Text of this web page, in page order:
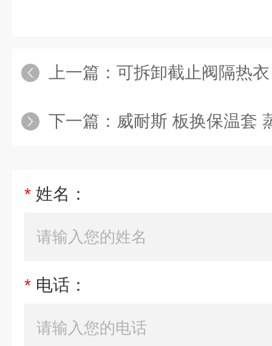
上一篇： 可拆卸截止阀隔热衣 软保
下一篇： 威耐斯 板换保温套 蒸汽管
* 姓名：
* 电话：